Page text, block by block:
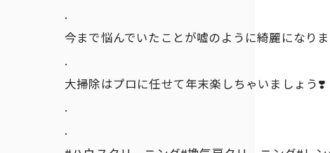
.
今まで悩んでいたことが嘘のように綺麗になり
.
大掃除はプロに任せて年末楽しちゃいましょう❣️
.
.